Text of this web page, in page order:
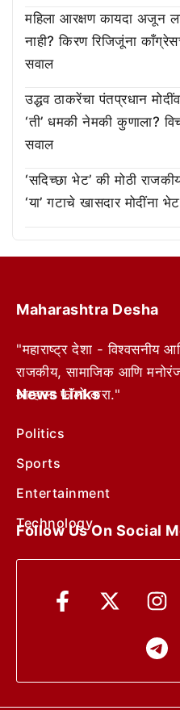
महिला आरक्षण कायदा अजून
नाही? किरण रिजिजूंना
सवाल
उद्धव ठाकरेंचा पंतप्रधान
‘ती’ धमकी नेमकी कुणाला?
सवाल
‘सदिच्छा भेट’ की मोठी
‘या’ गटाचे खासदार मोदींना
Maharashtra Desha
"महाराष्ट्र देशा - विश्वसनीय
राजकीय, सामाजिक आणि
आम्हाला फॉलो करा."
News Links
Politics
Sports
Entertainment
Technology
Follow Us On Social